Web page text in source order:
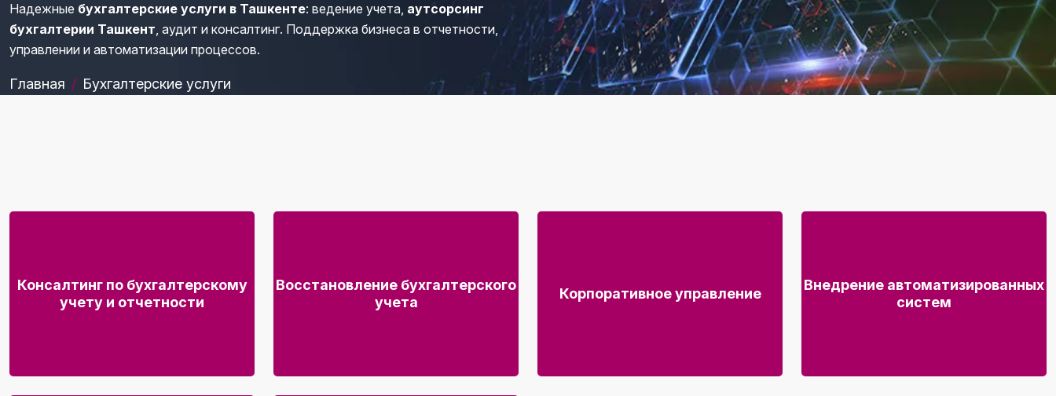
Надежные бухгалтерские услуги в Ташкенте: ведение учета, аутсорсинг
бухгалтерии Ташкент, аудит и консалтинг. Поддержка бизнеса в отчетности,
управлении и автоматизации процессов.
Главная Бухгалтерские услуги
Консалтинг по бухгалтерскому
учету и отчетности
Восстановление бухгалтерского
учета
Корпоративное управление
Внедрение автоматизированных
систем